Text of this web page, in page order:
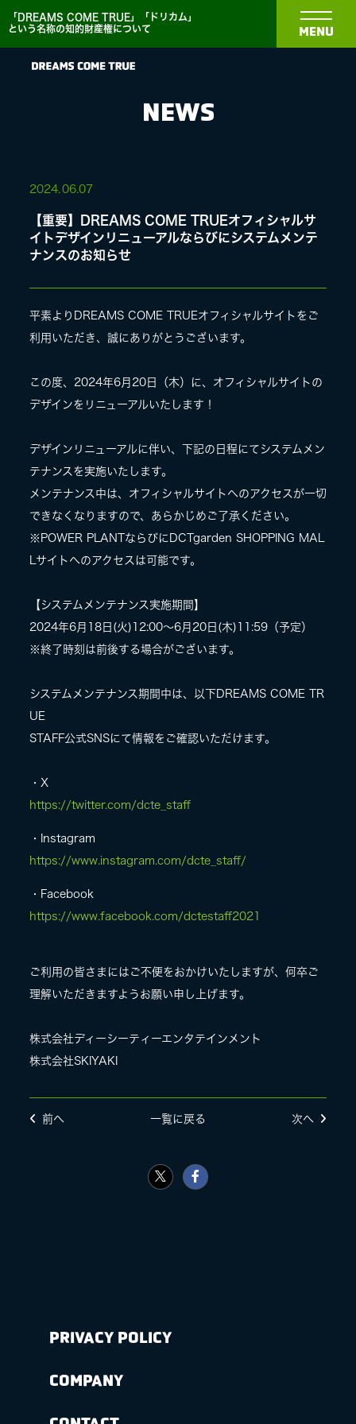
「DREAMS COME TRUE」「ドリカム」
という名称の知的財産権について
MENU
BIOGRAPHY
DISCOGRAPHY
MEDIA
LIVE
SPECIAL SITE
MASA BLOG
NEWS
2024. 06.07
【重要】DREAMS COME TRUEオフィシャルサ
イトデザインリニューアルならびにシステムメンテ
ナンスのお知らせ
平素よりDREAMS COME TRUEオフィシャルサイトをご
利用いただき、誠にありがとうございます。
この度、2024年6月20日（木）に、オフィシャルサイトの
デザインをリニューアルいたします！
デザインリニューアルに伴い、下記の日程にてシステムメン
テナンスを実施いたします。
メンテナンス中は、オフィシャルサイトへのアクセスが一切
できなくなりますので、あらかじめご了承ください。
※POWER PLANTならびにDCTgarden SHOPPING MAL
Lサイトへのアクセスは可能です。
【システムメンテナンス実施期間】
2024年6月18日(火)12:00～6月20日(木)11:59（予定）
※終了時刻は前後する場合がございます。
システムメンテナンス期間中は、以下DREAMS COME TR
UE
STAFF公式SNSにて情報をご確認いただけます。
・X
https://twitter.com/dcte_staff
・Instagram
https://www.instagram.com/dcte_staff/
・Facebook
https://www.facebook.com/dctestaff2021
ご利用の皆さまにはご不便をおかけいたしますが、何卒ご
理解いただきますようお願い申し上げます。
株式会社ディーシーティーエンタテインメント
株式会社SKIYAKI
前へ 一覧に戻る 次へ
PRIVACY POLICY
COMPANY